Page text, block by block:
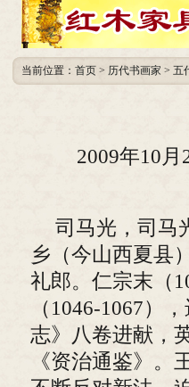
圆梦助学 爱心传递—
当前位置： 首页 > 历代书画家 > 五
2009年10月
司马光，司马
乡（今山西夏县
礼郎。仁宗末（
（1046-1067）
志》八卷进献，
《资治通鉴》